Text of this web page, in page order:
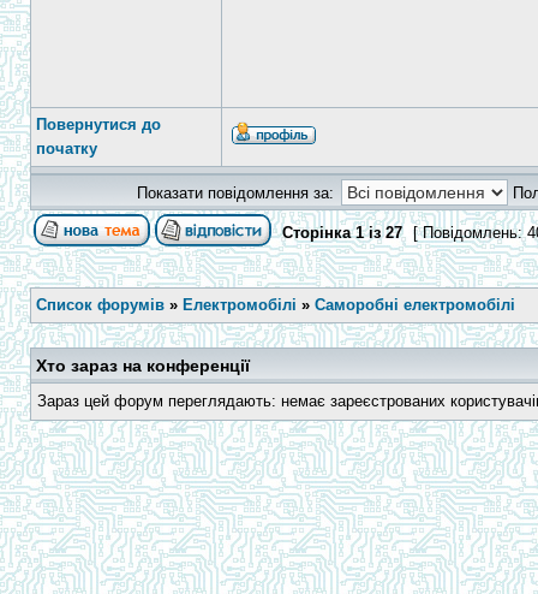
Повернутися до
початку
Показати повідомлення за:
Сторінка1із27 [ Повідомлень:
Список форумів » Електромобілі » Саморобні електромобілі
Хто зараз на конференції
Зараз цей форум переглядають: немає зареєстрованих